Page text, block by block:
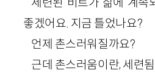
좋겠어요. 지금 틀었나요?
언제 촌스러워질까요?
근데 촌스러움이란, 세련